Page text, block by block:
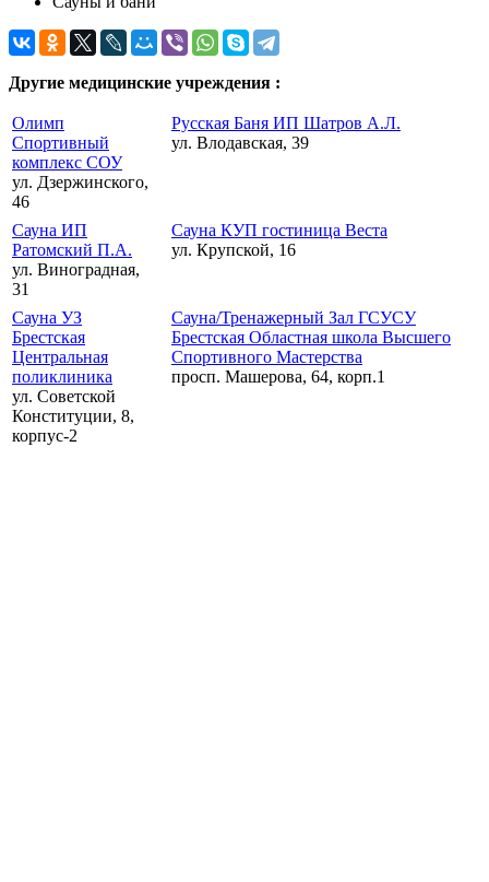
Другие медицинские учреждения :
Олимп
Спортивный
комплекс СОУ
ул. Дзержинского,
46
Русская Баня ИП Шатров А.Л.
ул. Влодавская, 39
Сауна ИП
Ратомский П.А.
ул. Виноградная,
31
Сауна КУП гостиница Веста
ул. Крупской, 16
Сауна УЗ
Брестская
Центральная
поликлиника
ул. Советской
Конституции, 8,
корпус-2
Сауна/Тренажерный Зал ГСУСУ
Брестская Областная школа Высшего
Спортивного Мастерства
просп. Машерова, 64, корп.1